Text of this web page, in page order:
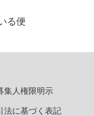
る便
集人権限明示
法に基づく表記